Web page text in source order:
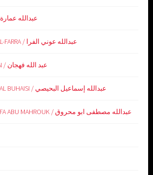
ABDULLA AMARA / عبدالله عمارة
ABDULLAH AWNI AL-FARRA / عبدالله عوني الفرا
ABDULLAH FAHJAN / عبد الله فهجان
ABDULLAH ISMAIL AL BUHAISI / عبدالله إسماعيل البحيصي
ABDULLAH MUSTAFA ABU MAHROUK / عبدالله مصطفى ابو محروق